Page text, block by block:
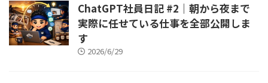
ChatGPT社員日記 #2｜朝から夜まで
実際に任せている仕事を全部公開しま
す
2026/6/29